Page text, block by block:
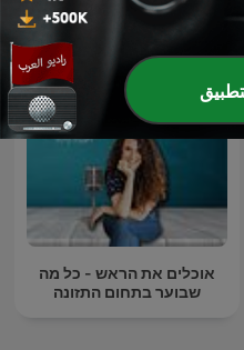
אוכלים את הראש - כל מה
שבוער בתחום התזונה